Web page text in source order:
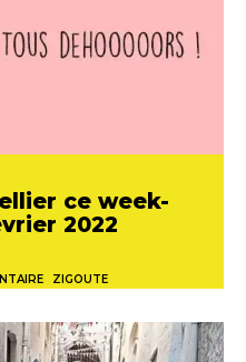
ce week-
2022
ZIGOUTE